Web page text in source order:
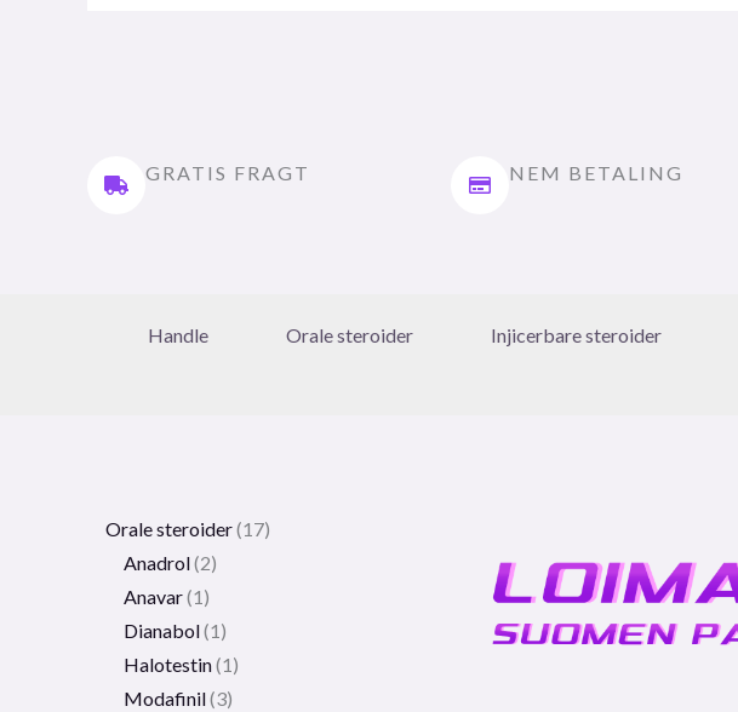
GRATIS FRAGT NEM BETALING
Handle Orale steroider Injicerbare steroider
Orale steroider 17
Anadrol 2
Anavar 1
Dianabol 1
Halotestin 1
Modafinil 3